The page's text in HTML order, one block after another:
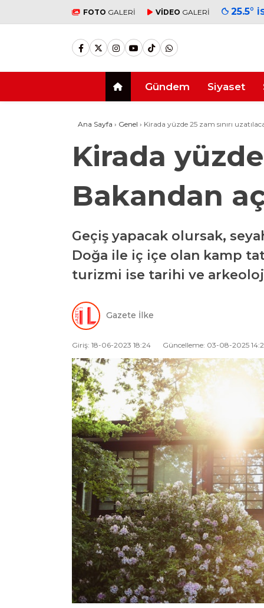
FOTO GALERİ VİDEO GALERİ 25.5°
Gündem Siyaset
Ana Sayfa › Genel › Kirada yüzde 25 zam sınırı
Kirada yüzde
Bakandan
Geçiş yapacak olursak,
Doğa ile iç içe olan kamp
turizmi ise tarihi ve
Gazete İlke
Giriş: 18-06-2023 18:24 Güncelleme: 03-08-2025